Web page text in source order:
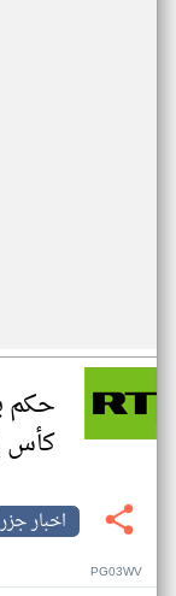
حكم
كأس
اخبار
PG03WV